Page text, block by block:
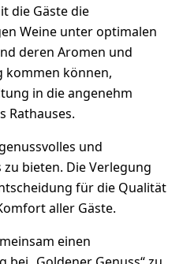
die Gäste die
Weine unter optimalen
deren Aromen und
kommen können,
in die angenehm
Rathauses.
und
bieten. Die Verlegung
für die Qualität
aller Gäste.
einen